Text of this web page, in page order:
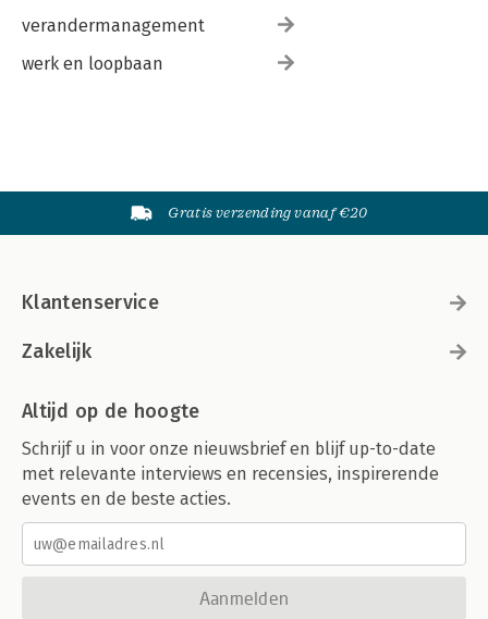
verandermanagement
werk en loopbaan
Gratis verzending vanaf €20
Klantenservice
Zakelijk
Altijd op de hoogte
Schrijf u in voor onze nieuwsbrief en blijf up-to-date
met relevante interviews en recensies, inspirerende
events en de beste acties.
Aanmelden